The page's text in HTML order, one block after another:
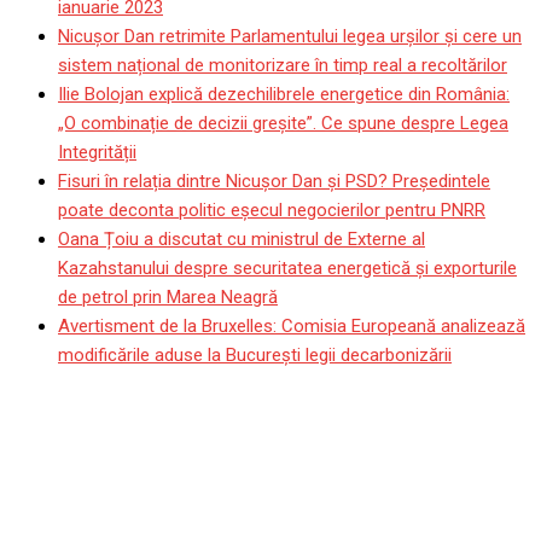
ianuarie 2023
Nicușor Dan retrimite Parlamentului legea urșilor și cere un
sistem național de monitorizare în timp real a recoltărilor
Ilie Bolojan explică dezechilibrele energetice din România:
„O combinație de decizii greșite”. Ce spune despre Legea
Integrității
Fisuri în relația dintre Nicușor Dan și PSD? Președintele
poate deconta politic eșecul negocierilor pentru PNRR
Oana Țoiu a discutat cu ministrul de Externe al
Kazahstanului despre securitatea energetică și exporturile
de petrol prin Marea Neagră
Avertisment de la Bruxelles: Comisia Europeană analizează
modificările aduse la București legii decarbonizării